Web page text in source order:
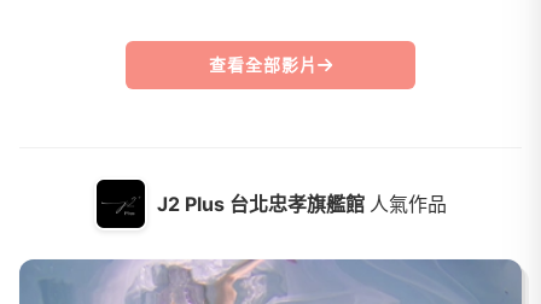
J2 Plus 台北忠孝旗艦館 人氣作品
查看全部影片